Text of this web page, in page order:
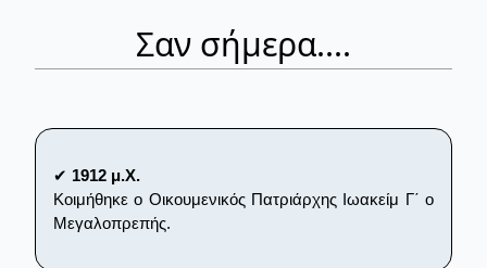
Σαν σήμερα....
✔ 1912 μ.Χ.
Κοιμήθηκε ο Οικουμενικός Πατριάρχης Ιωακείμ Γ΄ ο
Μεγαλοπρεπής.